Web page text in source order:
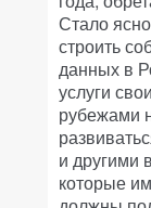
Стало
строить
данных в
услуги
рубежами
и другими
которые